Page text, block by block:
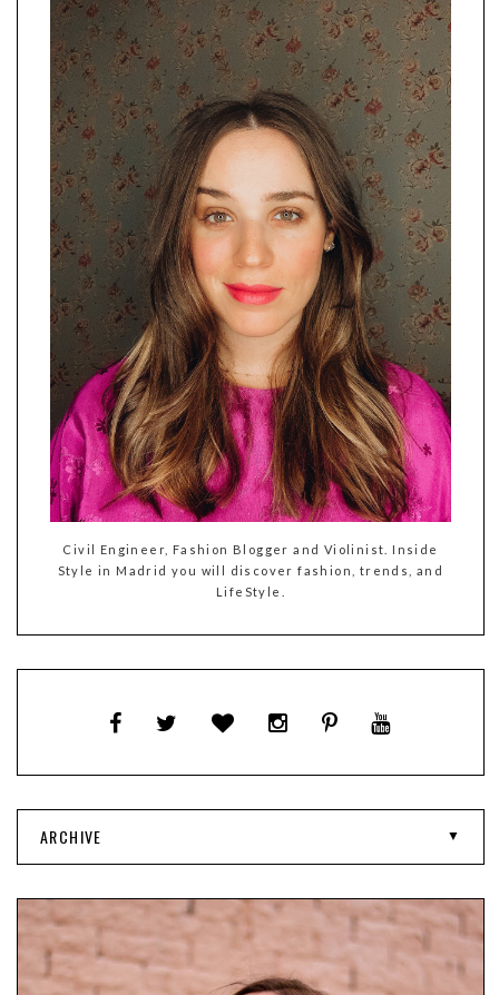
Civil Engineer, Fashion Blogger and Violinist. Inside
Style in Madrid you will discover fashion, trends, and
LifeStyle.
ARCHIVE